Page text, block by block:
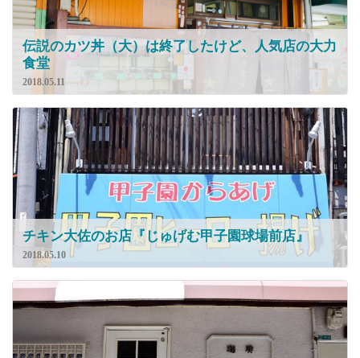
伝説のカツ丼（大）は終了したけど、人気店の大力
食堂
2018.05.11
チキン大佐のお店『じゅげむ甲子園球場前店』
2018.05.10